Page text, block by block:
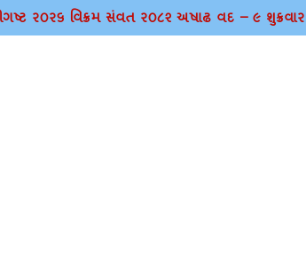
ર૦ર૬ વિક્રમ સંવત ર૦૮૨ અષાઢ વદ – ૯ શુક્રવાર